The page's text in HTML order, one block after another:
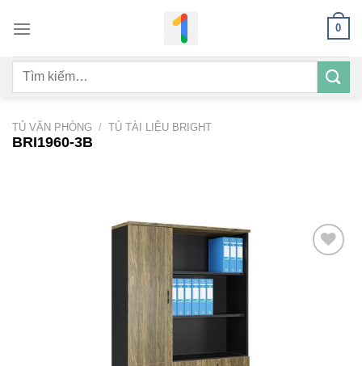
qua
dung
0
Tìm
TỦ VĂN PHÒNG / TỦ TÀI LIỆU BRIGHT
BRI1960-3B